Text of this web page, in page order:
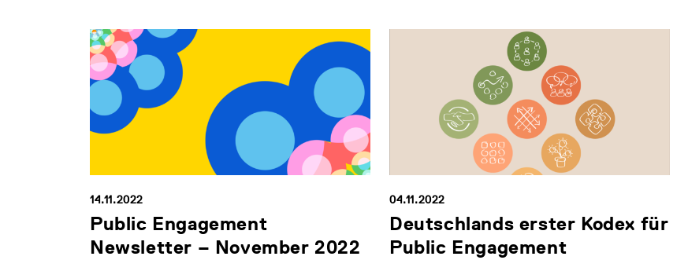
14.11.2022
Public Engagement
Newsletter – November 2022
04.11.2022
Deutschlands erster Kodex für
Public Engagement